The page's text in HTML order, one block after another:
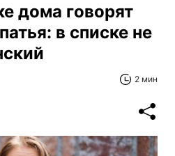
дома говорят
в списке не
2 мин